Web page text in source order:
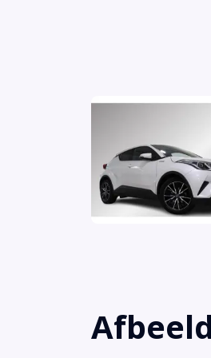
Audio installatie
Bestuurdersairbag